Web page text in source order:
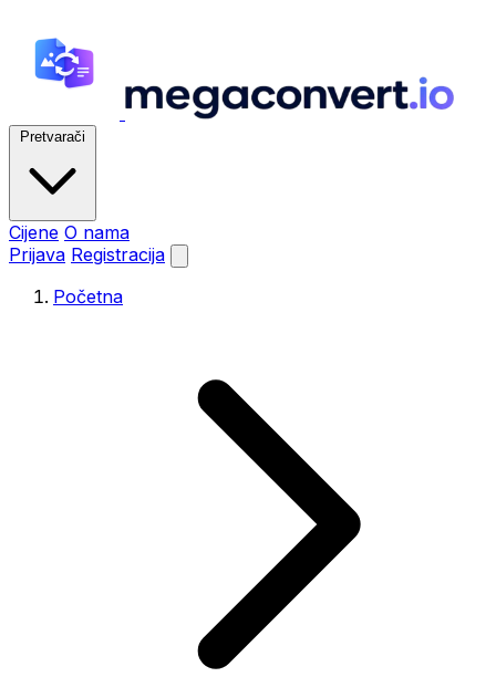
Pretvarači
Cijene O nama
Prijava Registracija
Početna